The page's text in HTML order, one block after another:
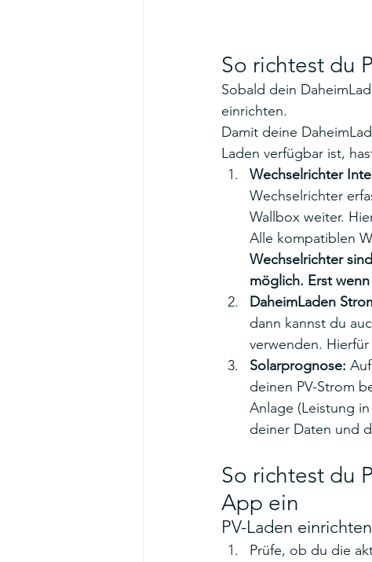
So richtest du
Sobald dein
einrichten.
Damit deine
Laden verfügbar ist,
Wechselrichter
Wechselrichter
Wallbox weiter.
Alle kompatiblen
Wechselrichter
möglich. Erst
DaheimLaden
dann kannst du
verwenden.
Solarprognose:
deinen PV-Strom
Anlage (Leistung
deiner Daten und
So richtest du
App ein
PV-Laden einrichten
Prüfe, ob du die